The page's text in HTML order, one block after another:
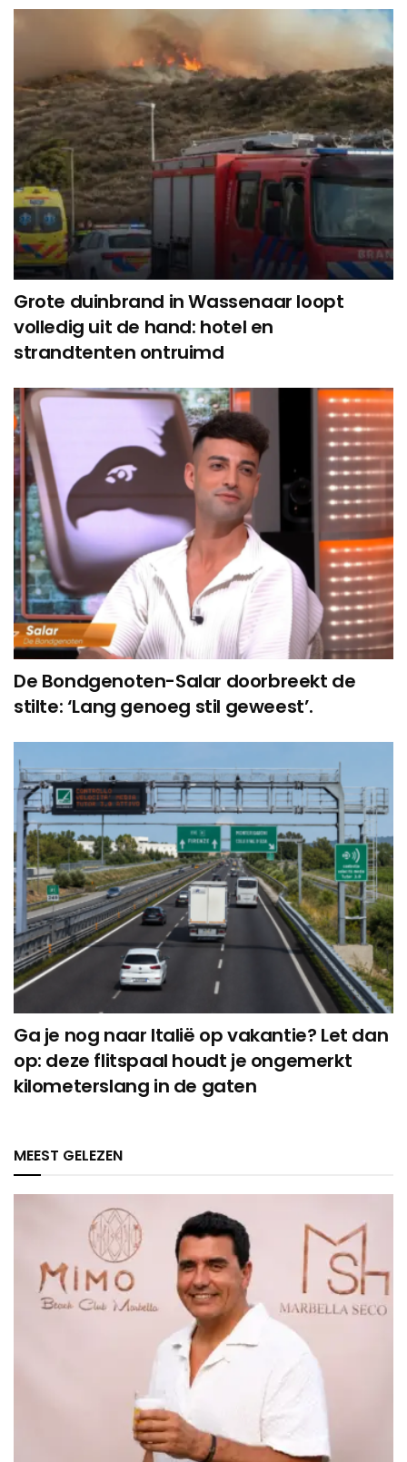
Grote duinbrand in Wassenaar loopt
volledig uit de hand: hotel en
strandtenten ontruimd
De Bondgenoten-Salar doorbreekt de
stilte: ‘Lang genoeg stil geweest’.
Ga je nog naar Italië op vakantie? Let dan
op: deze flitspaal houdt je ongemerkt
kilometerslang in de gaten
MEEST GELEZEN